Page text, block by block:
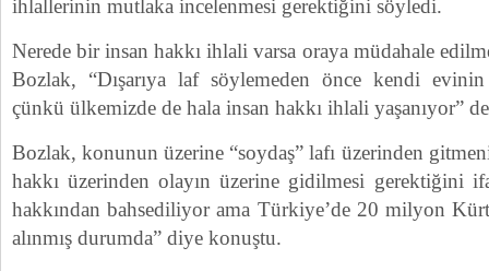
ihlallerinin mutlaka incelenmesi gerektiğini söyledi.
Nerede bir insan hakkı ihlali varsa oraya müdahale
Bozlak, “Dışarıya laf söylemeden önce kendi
çünkü ülkemizde de hala insan hakkı ihlali yaşanıyor”
Bozlak, konunun üzerine “soydaş” lafı üzerinden
hakkı üzerinden olayın üzerine gidilmesi gerektiğini
hakkından bahsediliyor ama Türkiye’de 20 milyon
alınmış durumda” diye konuştu.